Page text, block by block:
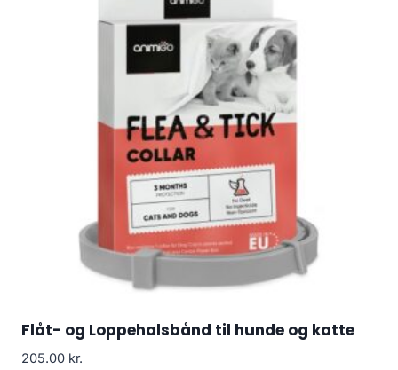
Flåt- og Loppehalsbånd til hunde og katte
205.00 kr.